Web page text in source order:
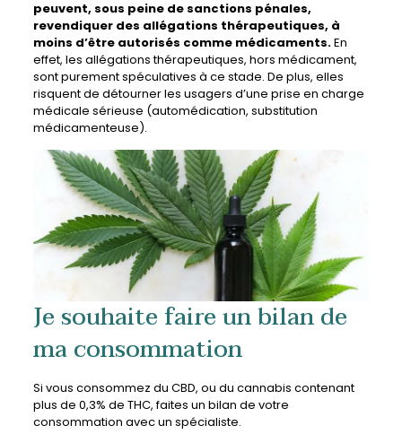
peuvent, sous peine de sanctions pénales,
revendiquer des allégations thérapeutiques, à
moins d’être autorisés comme médicaments.En
effet, les allégations thérapeutiques, hors médicament,
sont purement spéculatives à ce stade. De plus, elles
risquent de détourner les usagers d’une prise en charge
médicale sérieuse (automédication, substitution
médicamenteuse).
Je souhaite faire un bilan de
ma consommation
Si vous consommez du CBD, ou du cannabis contenant
plus de 0,3% de THC, faites un bilan de votre
consommation avec un spécialiste.